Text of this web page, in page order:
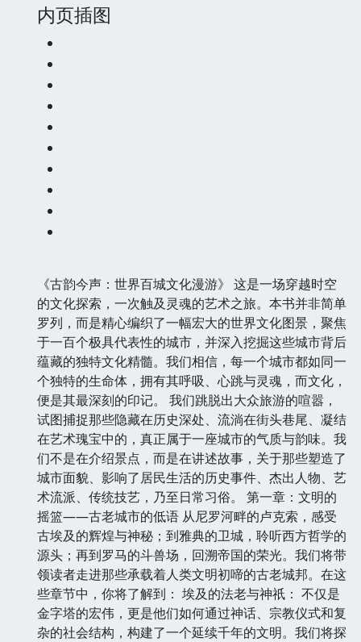
内页插图
《古韵今声：世界百城文化漫游》 这是一场穿越时空
的文化探索，一次触及灵魂的艺术之旅。本书并非简单
罗列，而是精心编织了一幅宏大的世界文化图景，聚焦
于一百个极具代表性的城市，并深入挖掘这些城市背后
蕴藏的独特文化精髓。我们相信，每一个城市都如同一
个独特的生命体，拥有其呼吸、心跳与灵魂，而文化，
便是其最深刻的印记。 我们跳脱出大众旅游的喧嚣，
试图捕捉那些隐藏在历史深处、流淌在街头巷尾、凝结
在艺术瑰宝中的，真正属于一座城市的气质与韵味。我
们不是在介绍景点，而是在讲述故事，关于那些塑造了
城市面貌、影响了居民生活的历史事件、杰出人物、艺
术流派、传统技艺，乃至日常习俗。 第一章：文明的
摇篮——古老城市的低语 从尼罗河畔的卢克索，感受
古埃及的辉煌与神秘；到雅典的卫城，聆听西方哲学的
源头；再到罗马的斗兽场，回溯帝国的荣光。我们将带
领读者走进那些承载着人类文明初啼的古老城邦。在这
些章节中，你将了解到： 埃及的法老与神祇： 不仅是
金字塔的宏伟，更是他们如何通过神话、宗教仪式和复
杂的社会结构，构建了一个延续千年的文明。我们将探